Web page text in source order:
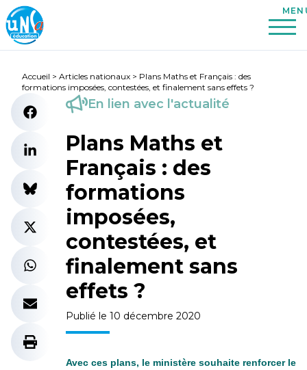
Accueil > Articles nationaux > Plans Maths et Français : des
formations imposées, contestées, et finalement sans effets ?
En lien avec l'actualité
Plans Maths et
Français : des
formations
imposées,
contestées, et
finalement sans
effets ?
Publié le 10 décembre 2020
Avec ces plans, le ministère souhaite renforcer le